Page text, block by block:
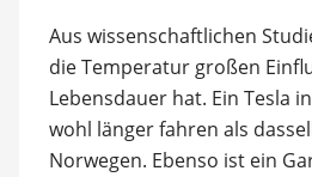
Aus wissenschaftlichen
die Temperatur großen
Lebensdauer hat. Ein Tesla
wohl länger fahren als
Norwegen. Ebenso ist ein